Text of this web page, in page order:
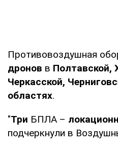
Противовоздушная
дронов в Полтавской,
Черкасской,
областях.
"Три БПЛА –
подчеркнули в